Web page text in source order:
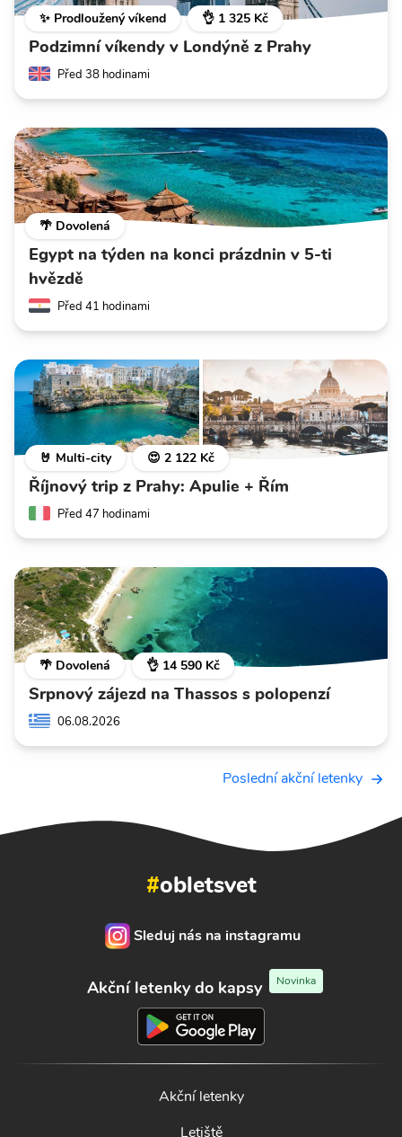
✨ Prodloužený víkend 👌 1 325 Kč
Podzimní víkendy v Londýně z Prahy
Před 38 hodinami
🌴 Dovolená
Egypt na týden na konci prázdnin v 5-ti
hvězdě
Před 41 hodinami
🤘 Multi-city 😍 2 122 Kč
Říjnový trip z Prahy: Apulie + Řím
Před 47 hodinami
🌴 Dovolená 👌 14 590 Kč
Srpnový zájezd na Thassos s polopenzí
06.08.2026
Poslední akční letenky
#obletsvet
Sleduj nás na instagramu
Akční letenky do kapsy Novinka
Akční letenky
Letiště